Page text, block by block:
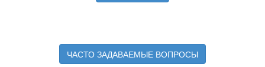
ЧАСТО ЗАДАВАЕМЫЕ ВОПРОСЫ